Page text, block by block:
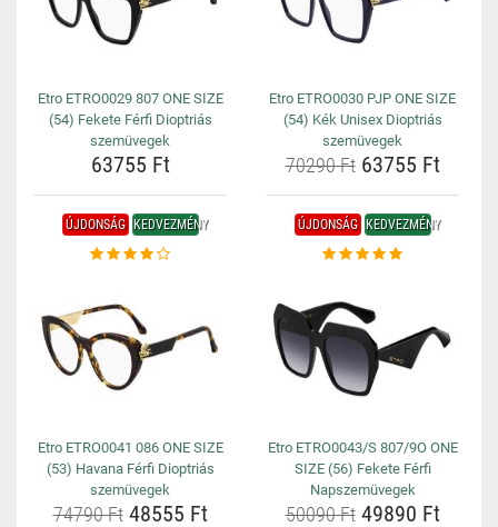
Etro ETRO0029 807 ONE SIZE
(54) Fekete Férfi Dioptriás
szemüvegek
63755 Ft
Etro ETRO0030 PJP ONE SIZE
(54) Kék Unisex Dioptriás
szemüvegek
70290 Ft63755 Ft
ÚJDONSÁG KEDVEZMÉNY
Etro ETRO0041 086 ONE SIZE
(53) Havana Férfi Dioptriás
szemüvegek
74790 Ft48555 Ft
ÚJDONSÁG KEDVEZMÉNY
Etro ETRO0043/S 807/9O ONE
SIZE (56) Fekete Férfi
Napszemüvegek
50090 Ft49890 Ft